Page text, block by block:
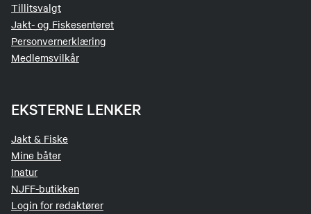
Tillitsvalgt
Jakt- og Fiskesenteret
Personvernerklæring
Medlemsvilkår
EKSTERNE LENKER
Jakt & Fiske
Mine båter
Inatur
NJFF-butikken
Login for redaktører